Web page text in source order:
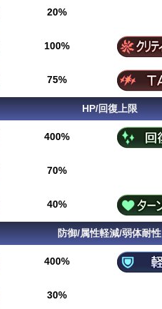
20%
100%
75%
HP/回復上限
400%
70%
40%
防御/属性軽減/弱体耐性
400%
30%